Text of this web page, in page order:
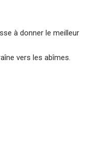
à donner le meilleur
vers les abîmes.